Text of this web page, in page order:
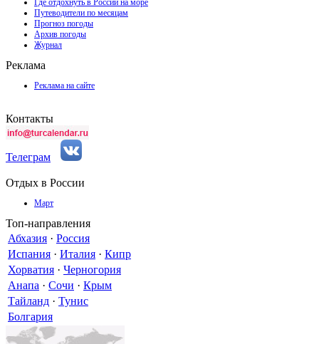
Путеводители по месяцам
Прогноз погоды
Архив погоды
Журнал
Реклама
Реклама на сайте
Контакты
Телеграм
Отдых в России
Март
Топ-направления
Абхазия · Россия
Испания · Италия · Кипр
Хорватия · Черногория
Анапа · Сочи · Крым
Тайланд · Тунис
Болгария